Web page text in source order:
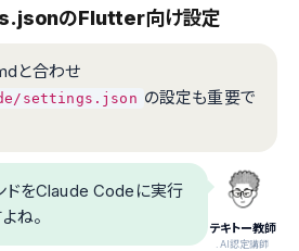
のFlutter向け設定
と合わせ
settings.json の設定も重要で
テキトー教師
.AI認定講師
ドをClaude Codeに実行
ね。